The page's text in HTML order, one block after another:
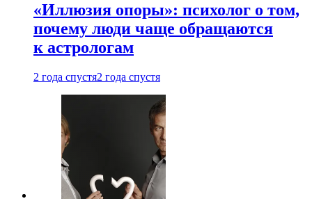
«Иллюзия опоры»: психолог о том,
почему люди чаще обращаются
к астрологам
2 года спустя2 года спустя